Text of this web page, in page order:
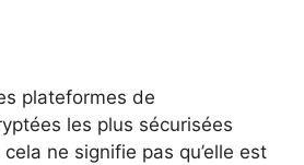
plateformes de
les plus sécurisées
ne signifie pas qu’elle est